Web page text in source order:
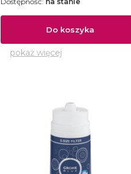
Do koszyka
pokaż więcej